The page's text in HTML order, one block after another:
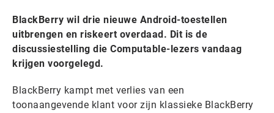
BlackBerry wil drie nieuwe Android-toestellen
uitbrengen en riskeert overdaad. Dit is de
discussiestelling die Computable-lezers vandaag
krijgen voorgelegd.
BlackBerry kampt met verlies van een
toonaangevende klant voor zijn klassieke BlackBerry